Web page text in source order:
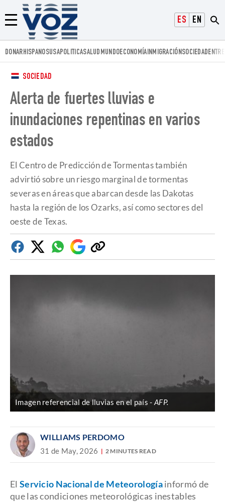
ESPAÑOLENGLISH
Menú
Voz.us
DONARHISPANOSUSAPOLITICASALUD MUNDOECONOMÍAINMIGRACIÓNSOCIEDAD
SOCIEDAD
Alerta de fuertes lluvias e
inundaciones repentinas en varios
estados
El Centro de Predicción de Tormentas también
advirtió sobre un riesgo marginal de tormentas
severas en áreas que abarcan desde las Dakotas
hasta la región de los Ozarks, así como sectores del
oeste de Texas.
FacebookTwitterWhatsapp
Google
Discover
Copiar
enlace
Imagen referencial de lluvias en el país AFP.
WILLIAMS PERDOMO
31 de May, 2026 2 MINUTES READ
El Servicio Nacional de Meteorologíainformó de
que las condiciones meteorológicas inestables